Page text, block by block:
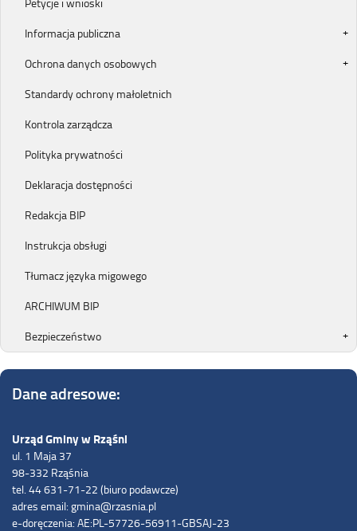
Informacja publiczna
Ochrona danych osobowych
Standardy ochrony małoletnich
Kontrola zarządcza
Polityka prywatności
Deklaracja dostępności
Redakcja BIP
Instrukcja obsługi
Tłumacz języka migowego
ARCHIWUM BIP
Bezpieczeństwo
Dane adresowe:
Urząd Gminy w Rząśni
ul. 1 Maja 37
98-332 Rząśnia
tel. 44 631-71-22 (biuro podawcze)
adres email: gmina@rzasnia.pl
e-doręczenia: AE:PL-57726-56911-GBSAJ-23